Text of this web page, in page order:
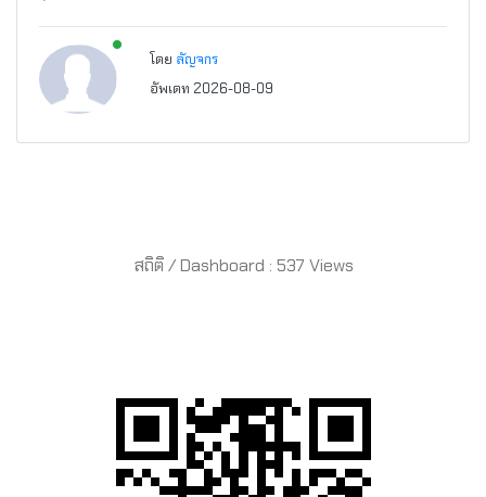
New alerts
โดย ลัญจกร
อัพเดท 2026-08-09
สถิติ / Dashboard : 537 Views